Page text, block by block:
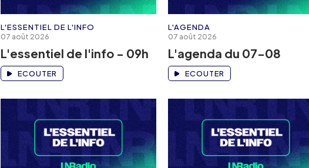
L'ESSENTIEL DE L'INFO
07 août 2026
L'essentiel de l'info - 09h
ECOUTER
L'AGENDA
07 août 2026
L'agenda du 07-08
ECOUTER